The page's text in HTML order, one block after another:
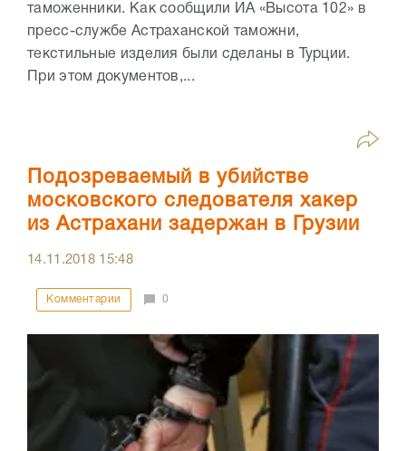
таможенники. Как сообщили ИА «Высота 102» в
пресс-службе Астраханской таможни,
текстильные изделия были сделаны в Турции.
При этом документов,...
Подозреваемый в убийстве
московского следователя хакер
из Астрахани задержан в Грузии
14.11.2018 15:48
Комментарии 0